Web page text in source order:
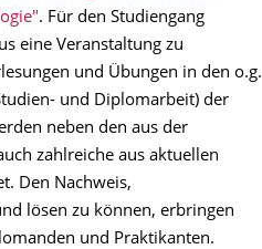
. Für den Studiengang
eine Veranstaltung zu
und Übungen in den o.g.
und Diplomarbeit) der
neben den aus der
zahlreiche aus aktuellen
Den Nachweis,
lösen zu können, erbringen
und Praktikanten.